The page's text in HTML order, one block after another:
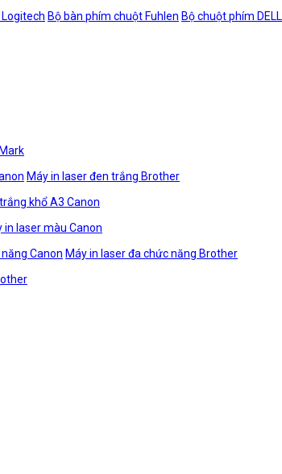
Bộ bàn phím chuột Fuhlen Bộ chuột phím DELL
Máy in laser đen trắng Brother
khổ A3 Canon
in laser màu Canon
Canon Máy in laser đa chức năng Brother